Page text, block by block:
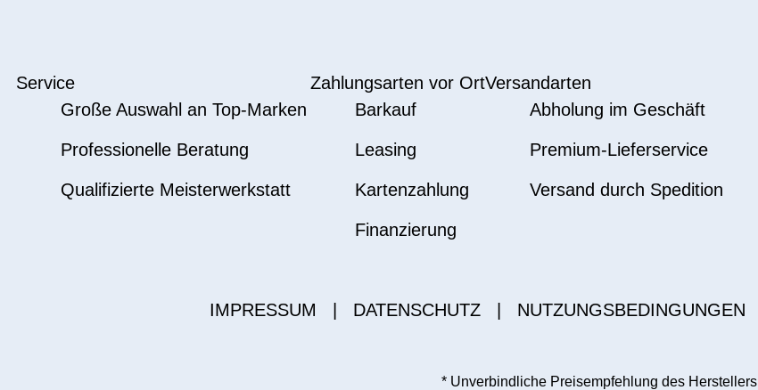
Service
Große Auswahl an Top-Marken
Professionelle Beratung
Qualifizierte Meisterwerkstatt
Zahlungsarten vor Ort
Barkauf
Leasing
Kartenzahlung
Finanzierung
Versandarten
Abholung im Geschäft
Premium-Lieferservice
Versand durch Spedition
IMPRESSUM DATENSCHUTZ NUTZUNGSBEDINGUNGEN
* Unverbindliche Preisempfehlung des Herstellers